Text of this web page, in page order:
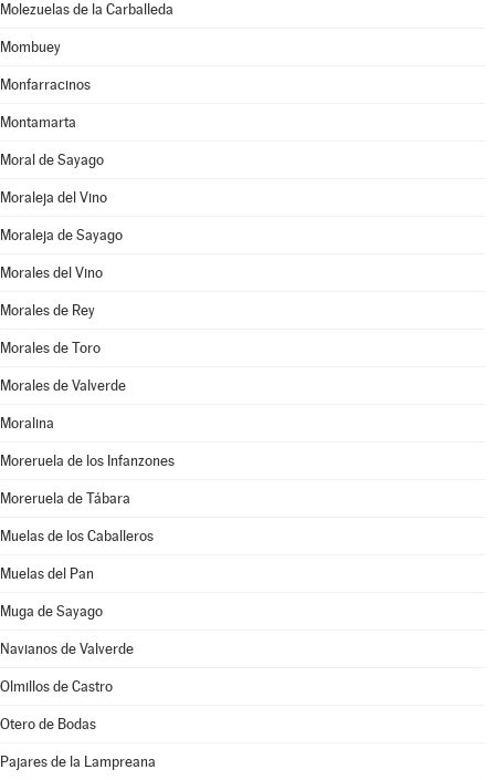
Molezuelas de la Carballeda
Mombuey
Monfarracinos
Montamarta
Moral de Sayago
Moraleja del Vino
Moraleja de Sayago
Morales del Vino
Morales de Rey
Morales de Toro
Morales de Valverde
Moralina
Moreruela de los Infanzones
Moreruela de Tábara
Muelas de los Caballeros
Muelas del Pan
Muga de Sayago
Navianos de Valverde
Olmillos de Castro
Otero de Bodas
Pajares de la Lampreana